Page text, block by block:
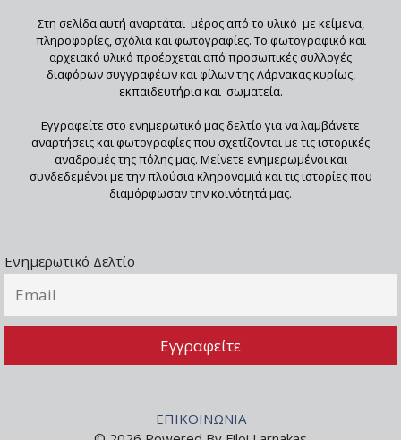
Στη σελίδα αυτή αναρτάται μέρος από το υλικό με κείμενα,
πληροφορίες, σχόλια και φωτογραφίες. Το φωτογραφικό και
αρχειακό υλικό προέρχεται από προσωπικές συλλογές
διαφόρων συγγραφέων και φίλων της Λάρνακας κυρίως,
εκπαιδευτήρια και σωματεία.
Εγγραφείτε στο ενημερωτικό μας δελτίο για να λαμβάνετε
αναρτήσεις και φωτογραφίες που σχετίζονται με τις ιστορικές
αναδρομές της πόλης μας. Μείνετε ενημερωμένοι και
συνδεδεμένοι με την πλούσια κληρονομιά και τις ιστορίες που
διαμόρφωσαν την κοινότητά μας.
Ενημερωτικό Δελτίο
ΕΠΙΚΟΙΝΩΝΙΑ